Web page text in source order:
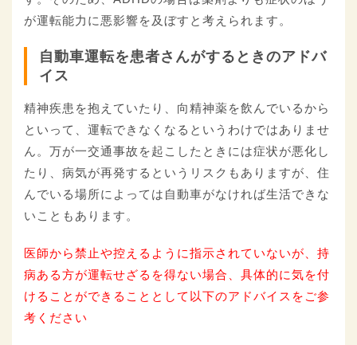
が運転能力に悪影響を及ぼすと考えられます。
自動車運転を患者さんがするときのアドバ
イス
精神疾患を抱えていたり、向精神薬を飲んでいるから
といって、運転できなくなるというわけではありませ
ん。万が一交通事故を起こしたときには症状が悪化し
たり、病気が再発するというリスクもありますが、住
んでいる場所によっては自動車がなければ生活できな
いこともあります。
医師から禁止や控えるように指示されていないが、持
病ある方が運転せざるを得ない場合、具体的に気を付
けることができることとして以下のアドバイスをご参
考ください